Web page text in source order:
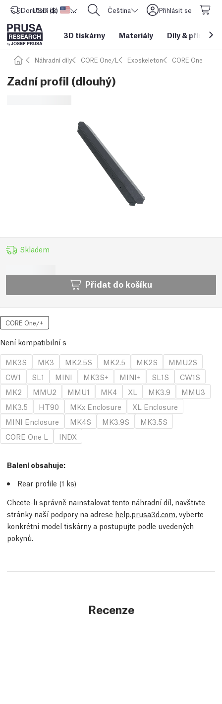
Doručení do Spojené státy americké
USD ($) CORE One L: Nyní skladem! Čeština Přihlásit se
3D tiskárny Materiály Díly &
Náhradní díly CORE One/L Exoskeleton CORE One
Zadní profil (dlouhý)
Skladem
Přidat do košíku
CORE One/+
Není kompatibilní s
MK3S
MK3 MK2.5S MK2.5 MK2S
MMU2S
CW1
SL1 MINI MK3S+ MINI+ SL1S
CW1S
MK2
MMU2 MMU1 MK4 XL MK3.9
MMU3
MK3.5
HT90 MKx Enclosure
XL Enclosure
MINI Enclosure
MK4S MK3.9S
MK3.5S
CORE One L
INDX
Balení obsahuje:
Rear profile (1 ks)
Chcete-li správně nainstalovat tento náhradní díl, navštivte
stránky naší podpory na adrese help.prusa3d.com, vyberte
konkrétní model tiskárny a postupujte podle uvedených
pokynů.
Recenze